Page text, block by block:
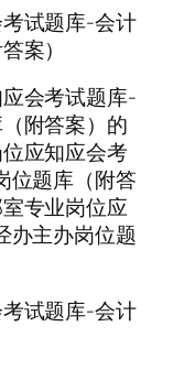
试题库-会计
案）
会考试题库-
附答案）的
应知应会考
位题库（附答
专业岗位应
办主办岗位题
试题库-会计